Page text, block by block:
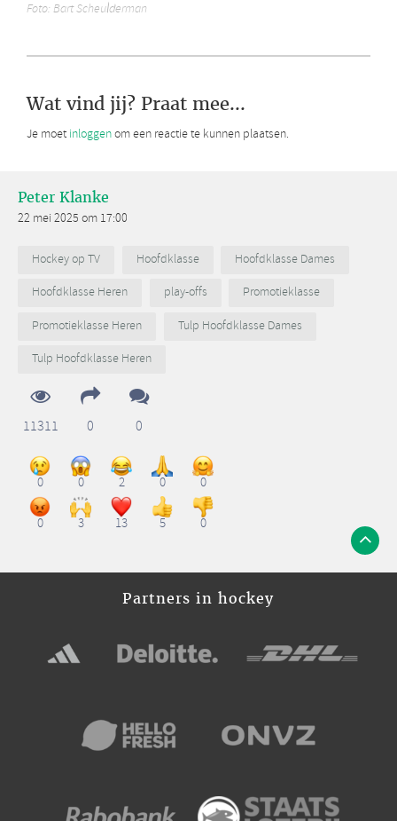
Foto: Bart Scheulderman
Wat vind jij? Praat mee...
Je moet inloggenom een reactie te kunnen plaatsen.
Peter Klanke
22 mei 2025 om 17:00
Hockey op TV Hoofdklasse
Hoofdklasse Dames
Hoofdklasse Heren
play-offs
Promotieklasse
Promotieklasse Heren
Tulp Hoofdklasse Dames
Tulp Hoofdklasse Heren
11311 0 0
0 0 2 0 0
0 3 13 5 0
Partners in hockey